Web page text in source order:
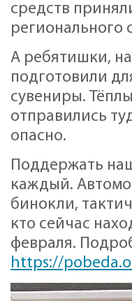
средств
регионального
А ребятишки,
подготовили
сувениры.
отправились
опасно.
Поддержать
каждый.
бинокли,
кто сейчас
февраля.
https://